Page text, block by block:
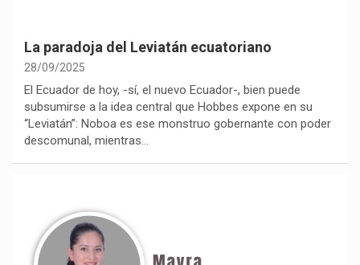
La paradoja del Leviatán ecuatoriano
28/09/2025
El Ecuador de hoy, -sí, el nuevo Ecuador-, bien puede
subsumirse a la idea central que Hobbes expone en su
“Leviatán”: Noboa es ese monstruo gobernante con poder
descomunal, mientras…